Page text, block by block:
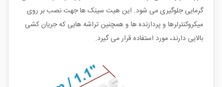
گرمایی جلوگیری می شود. این هیت سینک ها جهت نصب بر روی
میکروکنترلرها و پردازنده ها و همچنین تراشه هایی که جریان کشی
بالایی دارند، مورد استفاده قرار می گیرد.